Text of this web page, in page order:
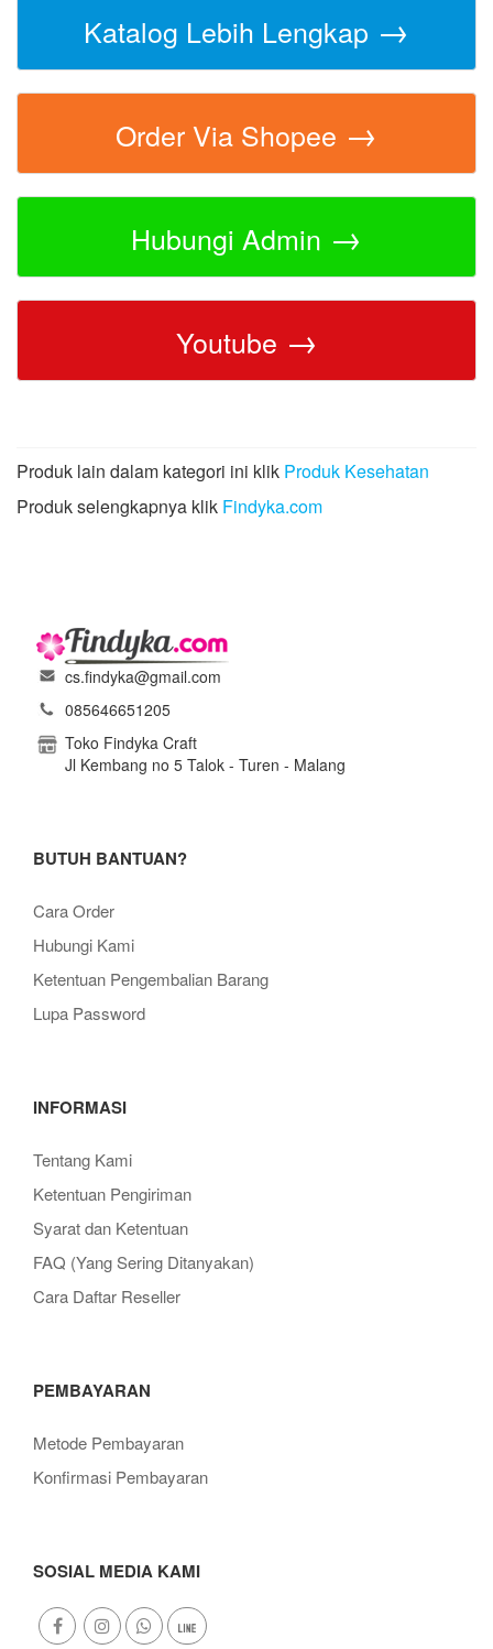
Katalog Lebih Lengkap →
Order Via Shopee →
Hubungi Admin →
Youtube →
Produk lain dalam kategori ini klik Produk Kesehatan
Produk selengkapnya klik Findyka.com
cs.findyka@gmail.com
085646651205
Toko Findyka Craft
Jl Kembang no 5 Talok - Turen - Malang
BUTUH BANTUAN?
Cara Order
Hubungi Kami
Ketentuan Pengembalian Barang
Lupa Password
INFORMASI
Tentang Kami
Ketentuan Pengiriman
Syarat dan Ketentuan
FAQ (Yang Sering Ditanyakan)
Cara Daftar Reseller
PEMBAYARAN
Metode Pembayaran
Konfirmasi Pembayaran
SOSIAL MEDIA KAMI